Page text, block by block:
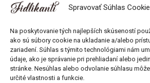
Spravovať Súhlas
Na poskytovanie tých najlepších skúseností
ako sú súbory cookie na ukladanie a/alebo
zariadení. Súhlas s týmito technológiami nám
údaje, ako je správanie pri prehliadaní alebo
stránke. Nesúhlas alebo odvolanie súhlasu
určité vlastnosti a funkcie.
Všeobecné obchodné podmienky
Pravidlá používania cookies
Odstúpenie od kúpnej zmluvy
Poučenie o uplatnení práva
odstúpenie od zmluvy